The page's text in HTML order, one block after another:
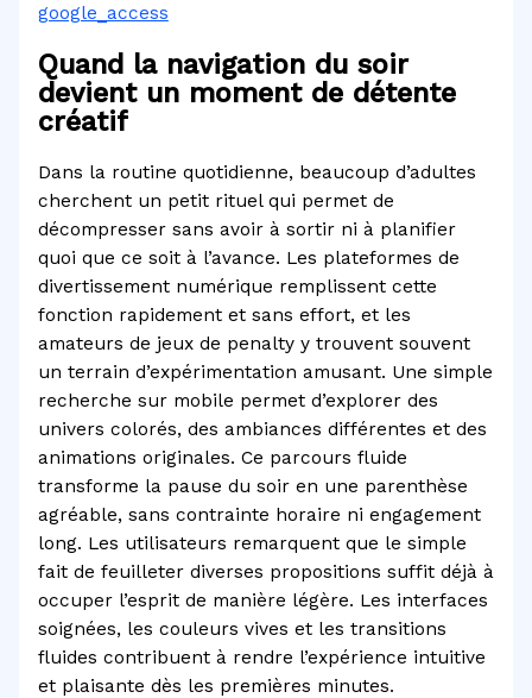
google_access
Quand la navigation du soir
devient un moment de détente
créatif
Dans la routine quotidienne, beaucoup d’adultes
cherchent un petit rituel qui permet de
décompresser sans avoir à sortir ni à planifier
quoi que ce soit à l’avance. Les plateformes de
divertissement numérique remplissent cette
fonction rapidement et sans effort, et les
amateurs de jeux de penalty y trouvent souvent
un terrain d’expérimentation amusant. Une simple
recherche sur mobile permet d’explorer des
univers colorés, des ambiances différentes et des
animations originales. Ce parcours fluide
transforme la pause du soir en une parenthèse
agréable, sans contrainte horaire ni engagement
long. Les utilisateurs remarquent que le simple
fait de feuilleter diverses propositions suffit déjà à
occuper l’esprit de manière légère. Les interfaces
soignées, les couleurs vives et les transitions
fluides contribuent à rendre l’expérience intuitive
et plaisante dès les premières minutes.